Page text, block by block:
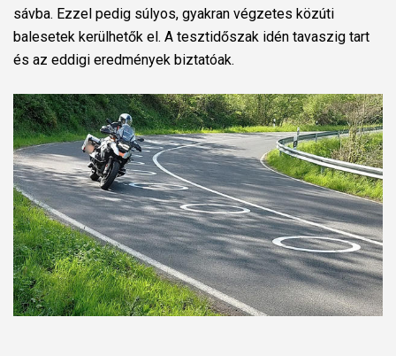
sávba. Ezzel pedig súlyos, gyakran végzetes közúti
balesetek kerülhetők el. A tesztidőszak idén tavaszig tart
és az eddigi eredmények biztatóak.